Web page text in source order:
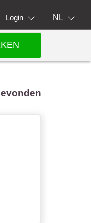
Login NL